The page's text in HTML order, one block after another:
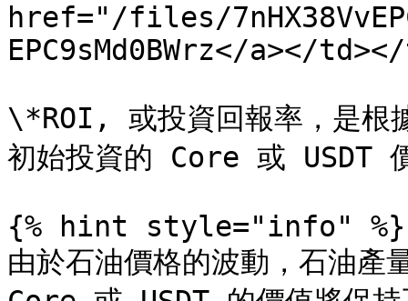
href="/files/
EPC9sMd0BWrz</a></
\*ROI, 或投資回報率，是根
初始投資的 Core 或 USDT
{% hint style="info" %}
由於石油價格的波動，石油產